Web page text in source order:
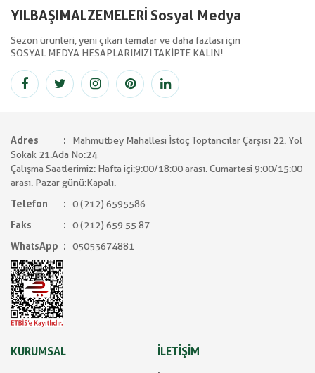
YILBAŞIMALZEMELERİ Sosyal Medya
Sezon ürünleri, yeni çıkan temalar ve daha fazlası için
SOSYAL MEDYA HESAPLARIMIZI TAKİPTE KALIN!
Adres
Mahmutbey Mahallesi İstoç Toptancılar Çarşısı 22. Yol
Sokak 21.Ada No:24
Çalışma Saatlerimiz: Hafta içi:9:00/18:00 arası. Cumartesi 9:00/15:00
arası. Pazar günü:Kapalı.
Telefon
0 (212) 6595586
Faks
0 (212) 659 55 87
WhatsApp
05053674881
KURUMSAL İLETİŞİM